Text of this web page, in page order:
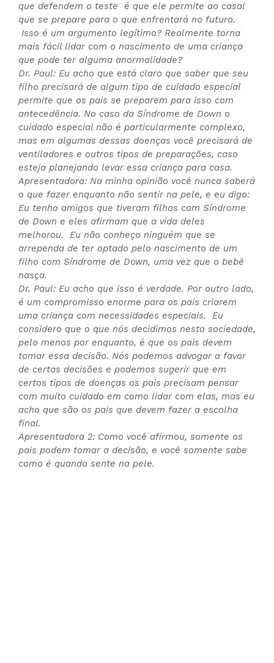
que defendem o teste é que ele permite ao casal
que se prepare para o que enfrentará no futuro.
Isso é um argumento legítimo? Realmente torna
mais fácil lidar com o nascimento de uma criança
que pode ter alguma anormalidade?
Dr. Paul: Eu acho que está claro que saber que seu
filho precisará de algum tipo de cuidado especial
permite que os pais se preparem para isso com
antecedência. No caso da Síndrome de Down o
cuidado especial não é particularmente complexo,
mas em algumas dessas doenças você precisará de
ventiladores e outros tipos de preparações, caso
esteja planejando levar essa criança para casa.
Apresentadora: Na minha opinião você nunca saberá
o que fazer enquanto não sentir na pele, e eu digo:
Eu tenho amigos que tiveram filhos com Síndrome
de Down e eles afirmam que a vida deles
melhorou. Eu não conheço ninguém que se
arrependa de ter optado pelo nascimento de um
filho com Síndrome de Down, uma vez que o bebê
nasça.
Dr. Paul: Eu acho que isso é verdade. Por outro lado,
é um compromisso enorme para os pais criarem
uma criança com necessidades especiais. Eu
considero que o que nós decidimos nesta sociedade,
pelo menos por enquanto, é que os pais devem
tomar essa decisão. Nós podemos advogar a favor
de certas decisões e podemos sugerir que em
certos tipos de doenças os pais precisam pensar
com muito cuidado em como lidar com elas, mas eu
acho que são os pais que devem fazer a escolha
final.
Apresentadora 2: Como você afirmou, somente os
pais podem tomar a decisão, e você somente sabe
como é quando sente na pele.